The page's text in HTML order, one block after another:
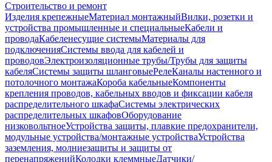
Строительство и ремонт
Изделия крепежныеМатериал монтажныйВилки, розетки и
устройства промышленные и специальныеКабели и
проводаКабеленесущие системыМатериалы для
подключенияСистемы ввода для кабелей и
проводовЭлектроизоляционные трубы/Трубы для защиты
кабеляСистемы защиты шланговыеРелеКаналы настенного и
потолочного монтажаКороба кабельныеКомпоненты
крепления проводов, кабельных вводов и фиксации кабеля
распределительного шкафаСистемы электрических
распределительных шкафовОборудование
низковольтноеУстройства защиты, плавкие предохранители,
модульные устройства/монтажные устройстваУстройства
заземления, молниезащиты и защиты от
перенапряженийКолодки клеммныеДатчики/